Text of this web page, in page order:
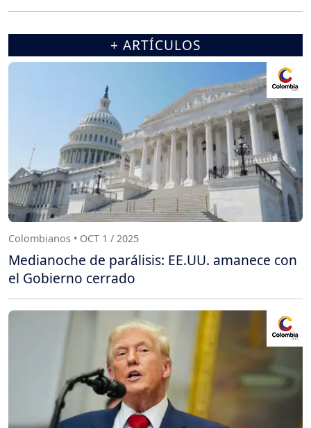
+ ARTÍCULOS
Colombianos • OCT 1 / 2025
Medianoche de parálisis: EE.UU. amanece con
el Gobierno cerrado